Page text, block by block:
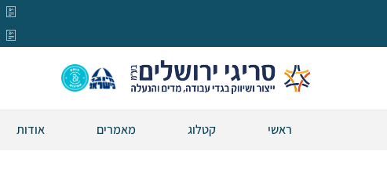
ראשי קטלוג מאמרים אודות